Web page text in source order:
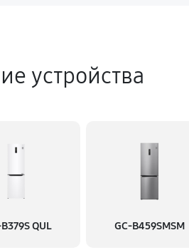
устройства
QUL GC-B459SMSM